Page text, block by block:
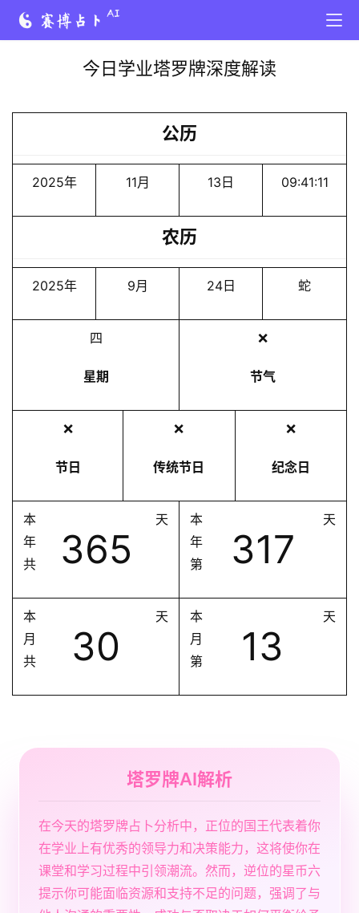
今日学业塔罗牌深度解读
公历
2025年 11月 13日 09:41:11
农历
2025年 9月 24日 蛇
四
星期
❌
节气
❌
节日
❌
传统节日
❌
纪念日
本
年
共
365
天
本
年
第
317
天
本
月
共
30
天
本
月
第
13
天
塔罗牌AI解析
在今天的塔罗牌占卜分析中，正位的国王代表着你
在学业上有优秀的领导力和决策能力，这将使你在
课堂和学习过程中引领潮流。然而，逆位的星币六
提示你可能面临资源和支持不足的问题，强调了与